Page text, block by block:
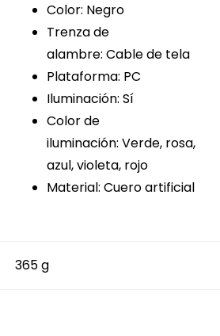
Color: Negro
Trenza de
alambre: Cable de tela
Plataforma: PC
Iluminación: Sí
Color de
iluminación: Verde, rosa,
azul, violeta, rojo
Material: Cuero artificial
365 g